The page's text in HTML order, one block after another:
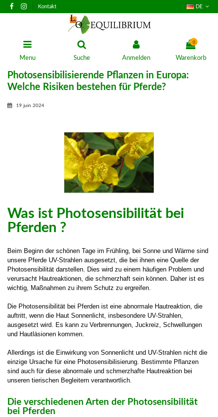
Kontakt DE
Menu Suche Anmelden
0
Warenkorb
Photosensibilisierende Pflanzen in Europa:
Welche Risiken bestehen für Pferde?
19 juin 2024
Was ist Photosensibilität bei
Pferden ?
Beim Beginn der schönen Tage im Frühling, bei Sonne und Wärme sind
unsere Pferde UV-Strahlen ausgesetzt, die bei ihnen eine Quelle der
Photosensibilität darstellen. Dies wird zu einem häufigen Problem und
verursacht Hautreaktionen, die schmerzhaft sein können. Daher ist es
wichtig, Maßnahmen zu ihrem Schutz zu ergreifen.
Die Photosensibilität bei Pferden ist eine abnormale Hautreaktion, die
auftritt, wenn die Haut Sonnenlicht, insbesondere UV-Strahlen,
ausgesetzt wird. Es kann zu Verbrennungen, Juckreiz, Schwellungen
und Hautläsionen kommen.
Allerdings ist die Einwirkung von Sonnenlicht und UV-Strahlen nicht die
einzige Ursache für eine Photosensibilisierung. Bestimmte Pflanzen
sind auch für diese abnormale und schmerzhafte Hautreaktion bei
unseren tierischen Begleitern verantwortlich.
Die verschiedenen Arten der Photosensibilität
bei Pferden